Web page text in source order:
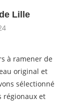
Lille
à ramener de
original et
sélectionné
régionaux et